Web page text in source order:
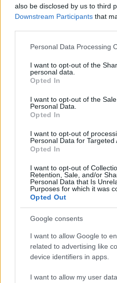
also be disclosed by us to third
Downstream Participants that
Please note that this website/
not limited to your visit or usage
grant or deny consent to
use your data for below
consent section.
Personal Data Processing
I want to opt-out of the
personal data.
Opted In
I want to opt-out of the
Personal Data.
Opted In
I want to opt-out of
Personal Data for Targeted
Opted In
I want to opt-out of
Retention, Sale, and/or
Personal Data that Is
Purposes for which it was
Opted Out
Google consents
I want to allow Google to
related to advertising like
device identifiers in apps.
I want to allow my user
El euro se debilita frente al dólar
mantienen su estabilidad
Lucía Herrera · 10 Ago 2026
FINANZAS